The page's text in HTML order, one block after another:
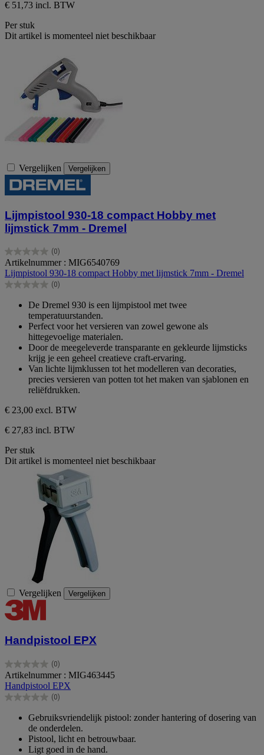
€ 51,73 incl. BTW
Per stuk
Dit artikel is momenteel niet beschikbaar
Vergelijken Vergelijken
Lijmpistool 930-18 compact Hobby met
lijmstick 7mm - Dremel
(0)
0.0
van
de
5
Artikelnummer : MIG6540769
Lijmpistool 930-18 compact Hobby met lijmstick 7mm - Dremel
(0)
0.0
sterren.
De Dremel 930 is een lijmpistool met twee
temperatuurstanden.
Perfect voor het versieren van zowel gewone als
hittegevoelige materialen.
Door de meegeleverde transparante en gekleurde lijmsticks
krijg je een geheel creatieve craft-ervaring.
Van lichte lijmklussen tot het modelleren van decoraties,
precies versieren van potten tot het maken van sjablonen en
reliëfdrukken.
€ 23,00 excl. BTW
€ 27,83 incl. BTW
Per stuk
Dit artikel is momenteel niet beschikbaar
Vergelijken Vergelijken
Handpistool EPX
(0)
0.0
van
de
5
Artikelnummer : MIG463445
Handpistool EPX
(0)
0.0
sterren.
Gebruiksvriendelijk pistool: zonder hantering of dosering van
de onderdelen.
Pistool, licht en betrouwbaar.
Ligt goed in de hand.